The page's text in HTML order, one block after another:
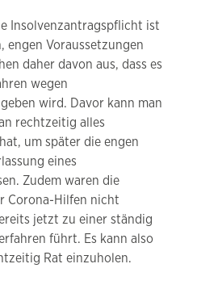
Insolvenzantragspflicht ist
engen Voraussetzungen
daher davon aus, dass es
wegen
wird. Davor kann man
rechtzeitig alles
um später die engen
eines
Zudem waren die
Corona-Hilfen nicht
jetzt zu einer ständig
führt. Es kann also
Rat einzuholen.